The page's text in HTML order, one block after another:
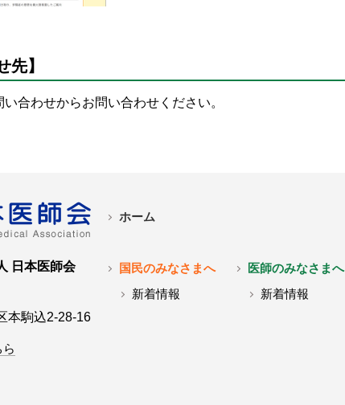
先】
合わせからお問い合わせください。
日本医師会
本駒込2-28-16
ら
ホーム
国民のみなさまへ
新着情報
医師のみなさまへ
新着情報